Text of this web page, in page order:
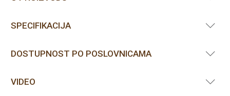
SPECIFIKACIJA
DOSTUPNOST PO POSLOVNICAMA
VIDEO